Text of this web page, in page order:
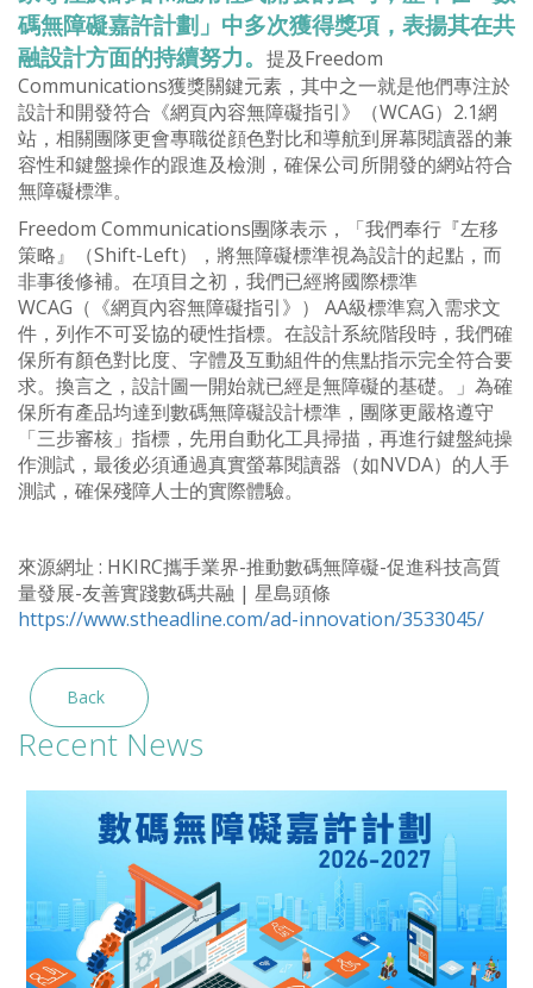
碼無障礙嘉許計劃」中多次獲得獎項，表揚其在共
融設計方面的持續努力。 提及Freedom
Communications獲獎關鍵元素，其中之一就是他們專注於
設計和開發符合《網頁內容無障礙指引》（WCAG）2.1網
站，相關團隊更會專職從顔色對比和導航到屏幕閱讀器的兼
容性和鍵盤操作的跟進及檢測，確保公司所開發的網站符合
無障礙標準。
Freedom Communications團隊表示，「我們奉行『左移
策略』（Shift-Left），將無障礙標準視為設計的起點，而
非事後修補。在項目之初，我們已經將國際標準
WCAG（《網頁內容無障礙指引》） AA級標準寫入需求文
件，列作不可妥協的硬性指標。在設計系統階段時，我們確
保所有顏色對比度、字體及互動組件的焦點指示完全符合要
求。換言之，設計圖一開始就已經是無障礙的基礎。」為確
保所有產品均達到數碼無障礙設計標準，團隊更嚴格遵守
「三步審核」指標，先用自動化工具掃描，再進行鍵盤純操
作測試，最後必須通過真實螢幕閱讀器（如NVDA）的人手
測試，確保殘障人士的實際體驗。
來源網址 : HKIRC攜手業界-推動數碼無障礙-促進科技高質
量發展-友善實踐數碼共融 | 星島頭條
https://www.stheadline.com/ad-innovation/3533045/
Back
Recent News